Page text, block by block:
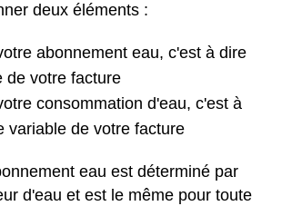
deux éléments :
abonnement eau, c'est à dire
de votre facture
consommation d'eau, c'est à
variable de votre facture
eau est déterminé par
d'eau et est le même pour toute